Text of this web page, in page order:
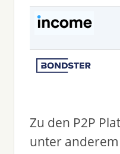
Zu den P2P
unter